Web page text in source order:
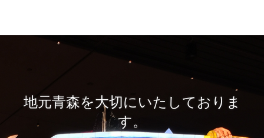
地元青森を大切にいたしておりま
す。